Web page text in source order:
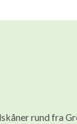
rund fra